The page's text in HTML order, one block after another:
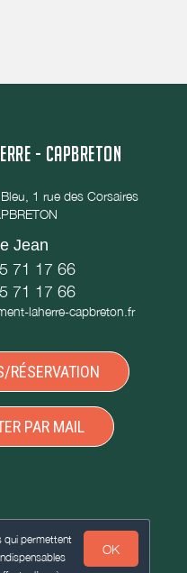
qui permettent
OK
- CAPBRETON
1 rue des Corsaires
Jean
71 17 66
71 17 66
laherre-capbreton.fr
RÉSERVATION
PAR MAIL